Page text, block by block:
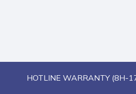
HOTLINE WARRANTY (8H-